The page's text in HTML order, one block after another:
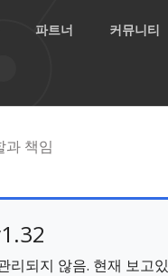
파트너 커뮤니티
과 책임
리되지 않음. 현재 보고있